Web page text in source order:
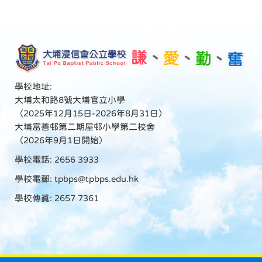
學校地址:
大埔太和路8號大埔官立小學
（2025年12月15日-2026年8月31日）
大埔富善邨第二期屋邨小學第二校舍
（2026年9月1日開始）
學校電話: 2656 3933
學校電郵: tpbps@tpbps.edu.hk
學校傳真: 2657 7361